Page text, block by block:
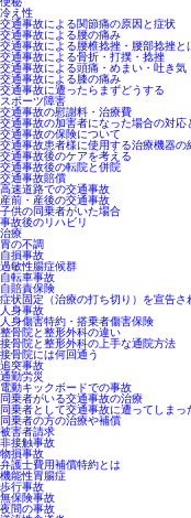
冷え性
交通事故による関節痛の原因と症状
交通事故による腰の痛み
交通事故による腰椎捻挫・腰部捻挫と
交通事故による骨折・打撲・捻挫
交通事故による頭痛・めまい・吐き気
交通事故による膝の痛み
交通事故に遭ったらまずどうする
スポーツ障害
交通事故の慰謝料・治療費
交通事故の加害者になった場合の対応
交通事故の保険について
交通事故患者様に使用する治療機器の
交通事故後のケアを考える
交通事故後の転院と併院
交通事故賠償
高速道路での交通事故
産前・産後の交通事故
子供の同乗者がいた場合
事故後のリハビリ
治療
胃の不調
自損事故
過敏性腸症候群
自転車事故
自賠責保険
症状固定（治療の打ち切り）を宣告さ
人身事故
人身傷害特約・搭乗者傷害保険
整骨院と整形外科の違い
接骨院と整形外科の上手な通院方法
接骨院には何回通う
追突事故
通勤労災
電動キックボードでの事故
同乗者がいる交通事故の治療
同乗者として交通事故に遭ってしまっ
同乗者の方の治療や補償
被害者請求
非接触事故
物損事故
弁護士費用補償特約とは
機能性胃腸症
歩行事故
無保険事故
夜間の事故